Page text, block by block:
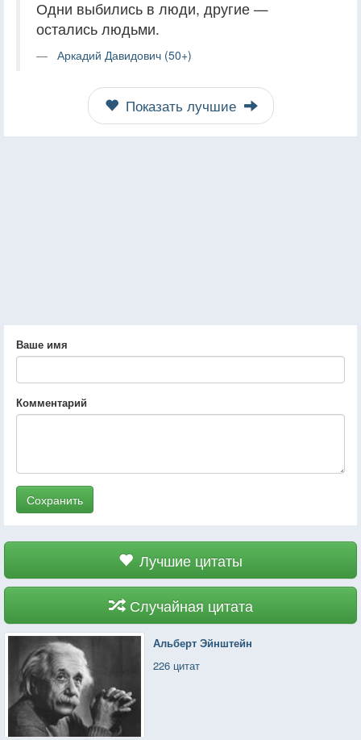
Одни выбились в люди, другие —
остались людьми.
Аркадий Давидович (50+)
Показать лучшие
Ваше имя
Комментарий
Сохранить
Лучшие цитаты
Случайная цитата
Альберт Эйнштейн
226 цитат